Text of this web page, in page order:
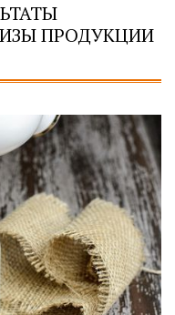
ПРОДУКЦИИ